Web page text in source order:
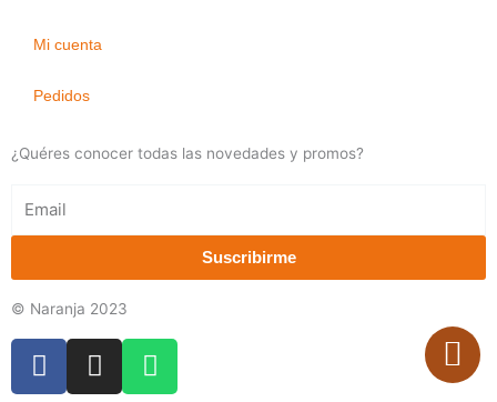
Mi cuenta
Pedidos
¿Quéres conocer todas las novedades y promos?
Suscribirme
© Naranja 2023
F
a
I
n
W
h